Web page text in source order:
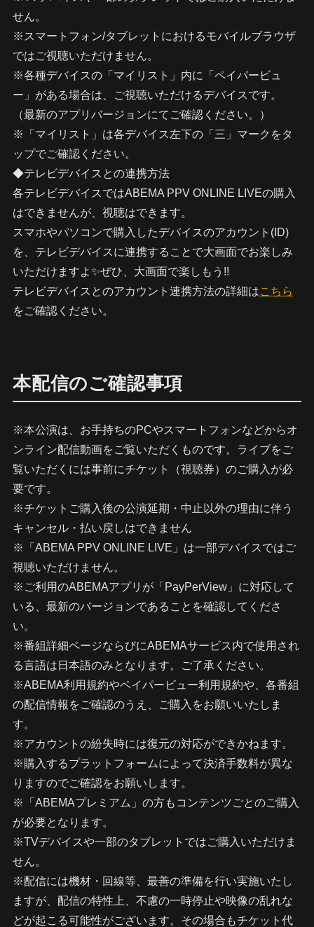
せん。
※スマートフォン/タブレットにおけるモバイルブラウザ
ではご視聴いただけません。
※各種デバイスの「マイリスト」内に「ペイパービュ
ー」がある場合は、ご視聴いただけるデバイスです。
（最新のアプリバージョンにてご確認ください。）
※「マイリスト」は各デバイス左下の「三」マークをタ
ップでご確認ください。
◆テレビデバイスとの連携方法
各テレビデバイスではABEMA PPV ONLINE LIVEの購入
はできませんが、視聴はできます。
スマホやパソコンで購入したデバイスのアカウント(ID)
を、テレビデバイスに連携することで大画面でお楽しみ
いただけますよ✨ぜひ、大画面で楽しもう!!
テレビデバイスとのアカウント連携方法の詳細はこちら
をご確認ください。
本配信のご確認事項
※本公演は、お手持ちのPCやスマートフォンなどからオ
ンライン配信動画をご覧いただくものです。ライブをご
覧いただくには事前にチケット（視聴券）のご購入が必
要です。
※チケットご購入後の公演延期・中止以外の理由に伴う
キャンセル・払い戻しはできません
※「ABEMA PPV ONLINE LIVE」は一部デバイスではご
視聴いただけません。
※ご利用のABEMAアプリが「PayPerView」に対応して
いる、最新のバージョンであることを確認してくださ
い。
※番組詳細ページならびにABEMAサービス内で使用され
る言語は日本語のみとなります。ご了承ください。
※ABEMA利用規約やペイパービュー利用規約や、各番組
の配信情報をご確認のうえ、ご購入をお願いいたしま
す。
※アカウントの紛失時には復元の対応ができかねます。
※購入するプラットフォームによって決済手数料が異な
りますのでご確認をお願いします。
※「ABEMAプレミアム」の方もコンテンツごとのご購入
が必要となります。
※TVデバイスや一部のタブレットではご購入いただけま
せん。
※配信には機材・回線等、最善の準備を行い実施いたし
ますが、配信の特性上、不慮の一時停止や映像の乱れな
どが起こる可能性がございます。その場合もチケット代